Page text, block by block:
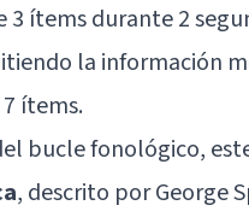
ítems durante 2
la información
ítems.
bucle fonológico,
, descrito por George